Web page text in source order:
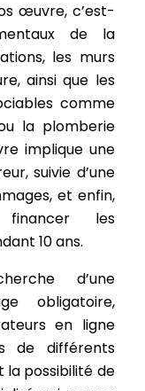
œuvre, c’est-
de la
les murs
ainsi que les
comme
la plomberie
implique une
suivie d’une
et enfin,
financer les
10 ans.
d’une
obligatoire,
en ligne
de différents
la possibilité de